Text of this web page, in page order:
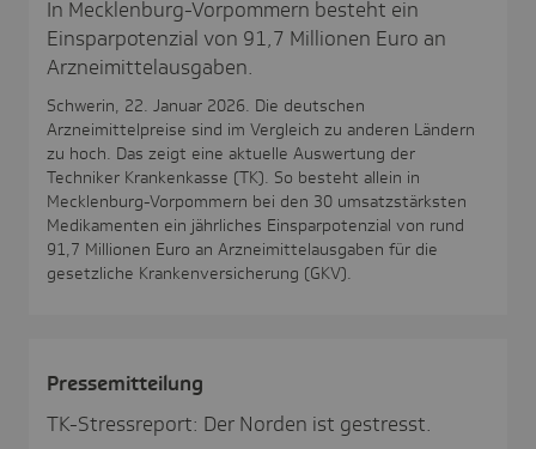
In Mecklenburg-Vorpommern besteht ein
Einsparpotenzial von 91,7 Millionen Euro an
Arzneimittelausgaben.
Schwerin, 22. Januar 2026. Die deutschen
Arzneimittelpreise sind im Vergleich zu anderen Ländern
zu hoch. Das zeigt eine aktuelle Auswertung der
Techniker Krankenkasse (TK). So besteht allein in
Mecklenburg-Vorpommern bei den 30 umsatzstärksten
Medikamenten ein jährliches Einsparpotenzial von rund
91,7 Millionen Euro an Arzneimittelausgaben für die
gesetzliche Krankenversicherung (GKV).
Pres­se­mit­tei­lung
TK-Stressreport: Der Norden ist gestresst.